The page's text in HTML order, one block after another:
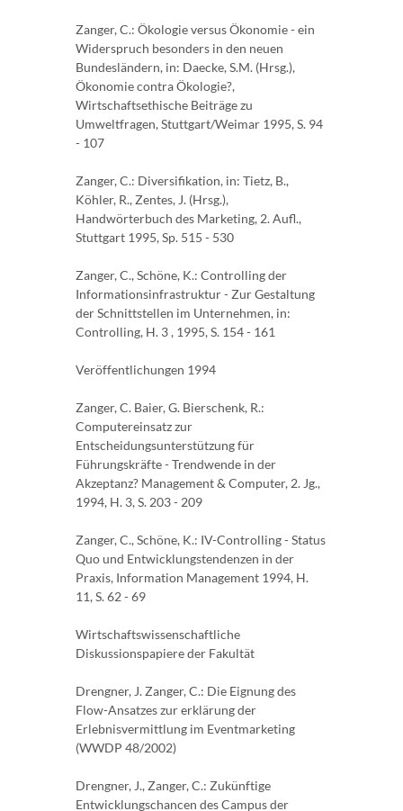
Zanger, C.: Ökologie versus Ökonomie - ein
Widerspruch besonders in den neuen
Bundesländern, in: Daecke, S.M. (Hrsg.),
Ökonomie contra Ökologie?,
Wirtschaftsethische Beiträge zu
Umweltfragen, Stuttgart/Weimar 1995, S. 94
- 107
Zanger, C.: Diversifikation, in: Tietz, B.,
Köhler, R., Zentes, J. (Hrsg.),
Handwörterbuch des Marketing, 2. Aufl.,
Stuttgart 1995, Sp. 515 - 530
Zanger, C., Schöne, K.: Controlling der
Informationsinfrastruktur - Zur Gestaltung
der Schnittstellen im Unternehmen, in:
Controlling, H. 3 , 1995, S. 154 - 161
Veröffentlichungen 1994
Zanger, C. Baier, G. Bierschenk, R.:
Computereinsatz zur
Entscheidungsunterstützung für
Führungskräfte - Trendwende in der
Akzeptanz? Management & Computer, 2. Jg.,
1994, H. 3, S. 203 - 209
Zanger, C., Schöne, K.: IV-Controlling - Status
Quo und Entwicklungstendenzen in der
Praxis, Information Management 1994, H.
11, S. 62 - 69
Wirtschaftswissenschaftliche
Diskussionspapiere der Fakultät
Drengner, J. Zanger, C.: Die Eignung des
Flow-Ansatzes zur erklärung der
Erlebnisvermittlung im Eventmarketing
(WWDP 48/2002)
Drengner, J., Zanger, C.: Zukünftige
Entwicklungschancen des Campus der